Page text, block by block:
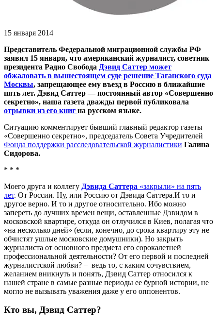
15 января 2014
Представитель Федеральной миграционной службы РФ
заявил 15 января, что американский журналист, советник
президента Радио Свобода Дэвид Саттер может
обжаловать в вышестоящем суде решение Таганского суда
Москвы, запрещающее ему въезд в Россию в ближайшие
пять лет. Дэвид Саттер — постоянный автор «Совершенно
секретно», наша газета дважды первой публиковала
отрывки из его книг на русском языке.
Ситуацию комментирует бывший главный редактор газеты
«Совершенно секретно», председатель Совета Учредителей
Фонда поддержки расследовательской журналистики Галина
Сидорова.
* * *
Моего друга и коллегу Дэвида Саттера «закрыли» на пять
лет. От России. Ну, или Россию от Дэвида Саттера.И то и
другое верно. И то и другое относительно. Ибо можно
запереть до лучших времен вещи, оставленные Дэвидом в
московской квартире, откуда он отлучился в Киев, полагая что
«на несколько дней» (если, конечно, до срока квартиру эту не
обчистят ушлые московские домушники). Но закрыть
журналиста от основного предмета его сорокалетней
профессиональной деятельности? От его первой и последней
журналистской любви? – ведь то, с каким сочувствием,
желанием вникнуть и понять, Дэвид Саттер относился к
нашей стране в самые разные периоды ее бурной истории, не
могло не вызывать уважения даже у его оппонентов.
Кто вы, Дэвид Саттер?